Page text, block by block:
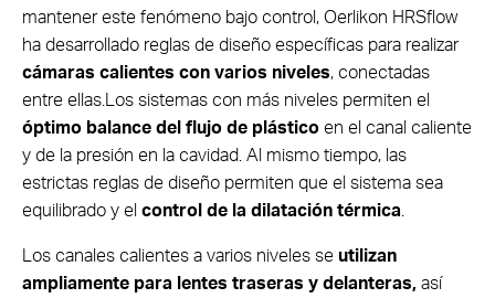
mantener este fenómeno bajo control, Oerlikon HRSflow
ha desarrollado reglas de diseño específicas para realizar
cámaras calientes con varios niveles, conectadas
entre ellas.Los sistemas con más niveles permiten el
óptimo balance del flujo de plástico en el canal caliente
y de la presión en la cavidad. Al mismo tiempo, las
estrictas reglas de diseño permiten que el sistema sea
equilibrado y el control de la dilatación térmica.
Los canales calientes a varios niveles se utilizan
ampliamente para lentes traseras y delanteras, así